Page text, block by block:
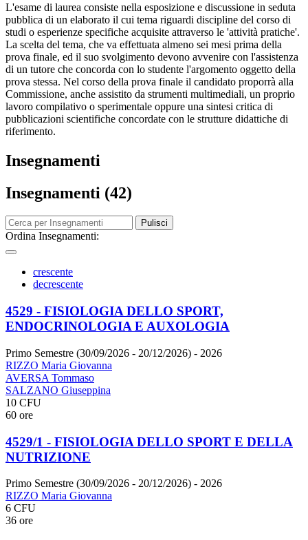
L'esame di laurea consiste nella esposizione e discussione in seduta
pubblica di un elaborato il cui tema riguardi discipline del corso di
studi o esperienze specifiche acquisite attraverso le 'attività pratiche'.
La scelta del tema, che va effettuata almeno sei mesi prima della
prova finale, ed il suo svolgimento devono avvenire con l'assistenza
di un tutore che concorda con lo studente l'argomento oggetto della
prova stessa. Nel corso della prova finale il candidato proporrà alla
Commissione, anche assistito da strumenti multimediali, un proprio
lavoro compilativo o sperimentale oppure una sintesi critica di
pubblicazioni scientifiche concordate con le strutture didattiche di
riferimento.
Insegnamenti
Insegnamenti (42)
Pulisci
Ordina Insegnamenti:
crescente
decrescente
4529 - FISIOLOGIA DELLO SPORT,
ENDOCRINOLOGIA E AUXOLOGIA
Primo Semestre (30/09/2026 - 20/12/2026) - 2026
RIZZO Maria Giovanna
AVERSA Tommaso
SALZANO Giuseppina
10 CFU
60 ore
4529/1 - FISIOLOGIA DELLO SPORT E DELLA
NUTRIZIONE
Primo Semestre (30/09/2026 - 20/12/2026) - 2026
RIZZO Maria Giovanna
6 CFU
36 ore